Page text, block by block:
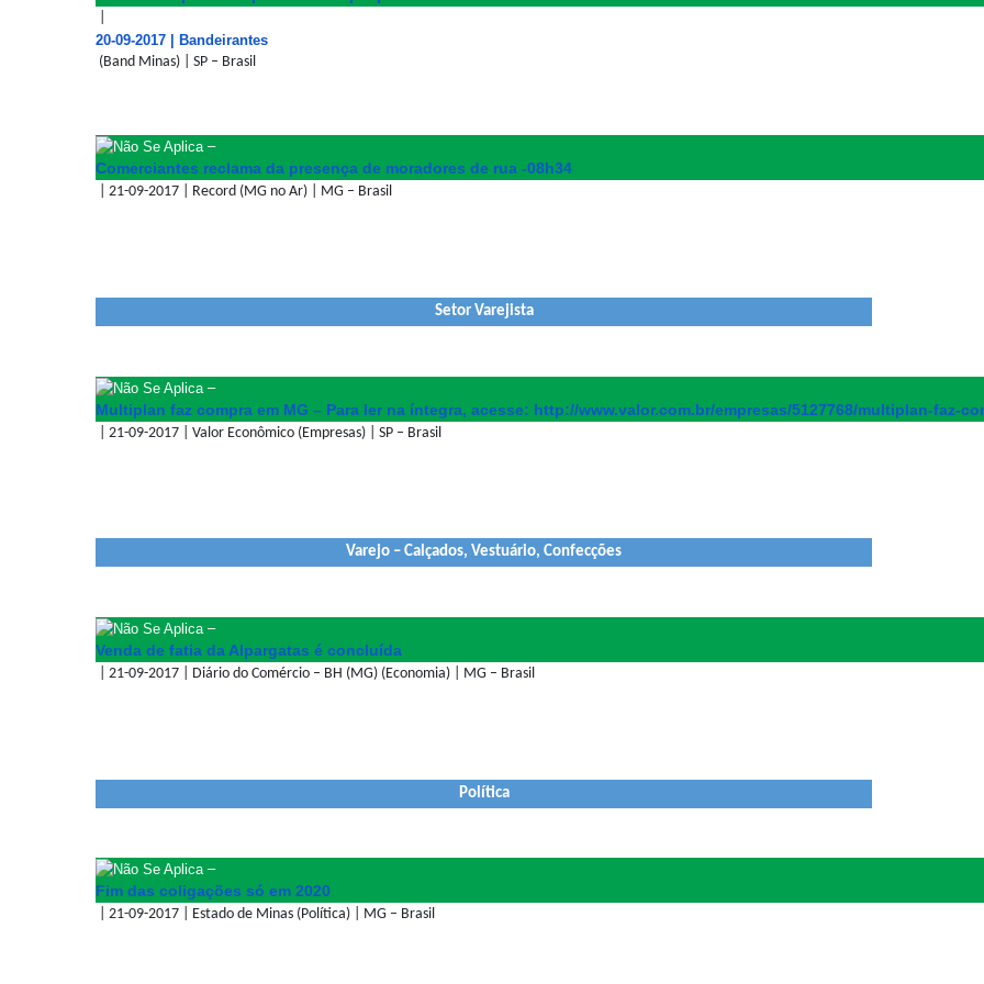
20-09-2017 | Bandeirantes
(Band Minas) | SP – Brasil
–
Comerciantes reclama da presença de moradores de rua -08h34
| 21-09-2017 | Record (MG no Ar) | MG – Brasil
Setor Varejista
–
Multiplan faz compra em MG – Para ler na íntegra, acesse: http://www.valor.com.br/empresas/5127768/multiplan-faz-
| 21-09-2017 | Valor Econômico (Empresas) | SP – Brasil
Varejo – Calçados, Vestuário, Confecções
–
Venda de fatia da Alpargatas é concluída
| 21-09-2017 | Diário do Comércio – BH (MG) (Economia) | MG – Brasil
Política
–
Fim das coligações só em 2020
| 21-09-2017 | Estado de Minas (Política) | MG – Brasil